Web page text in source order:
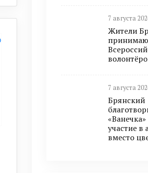
7 августа
Жители
7 августа
Брянский
участие в
вместо